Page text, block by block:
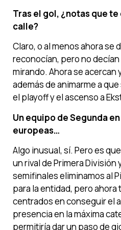
Tras el gol, ¿notas que
calle?
Claro, o al menos ahora se
reconocían, pero no
mirando. Ahora se acercan
además de animarme a
el playoff y el ascenso a
Un equipo de Segunda
europeas…
Algo inusual, sí. Pero es
un rival de Primera División
semifinales eliminamos al
para la entidad, pero ahora
centrados en conseguir el
presencia en la máxima
permitiría dar un paso de